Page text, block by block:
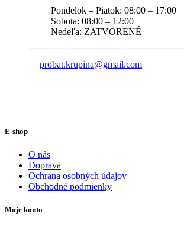
Pondelok – Piatok: 08:00 – 17:00
Sobota: 08:00 – 12:00
Nedeľa: ZATVORENÉ
probat.krupina@gmail.com
E-shop
O nás
Doprava
Ochrana osobných údajov
Obchodné podmienky
Moje konto